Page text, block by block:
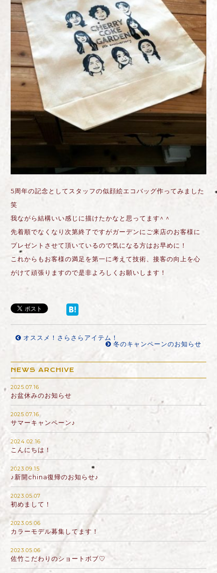
5周年の記念としてスタッフの似顔絵エコバッグ作ってみました
笑
我ながら結構いい感じに描けたかなと思ってます^ ^
先着順でなくなり次第終了ですがガーデンにご来店のお客様に
プレゼントさせて頂いているので気になる方はお早めに！
これからもお客様の満足を第一に考えて技術、接客の向上を心
がけて頑張りますので是非よろしくお願いします！
オススメ！さらさらアイテム！
冬のキャンペーンのお知らせ
NEWS ARCHIVE
2025.07.16
お盆休みのお知らせ
2025.07.16
サマーキャンペーン♪
2024.02.16
こんにちは！
2023.09.15
♪新開china復帰のお知らせ♪
2023.05.07
初めまして！
2023.05.06
カラーモデル募集してます！
2023.05.06
佐竹こだわりのショートボブ♡